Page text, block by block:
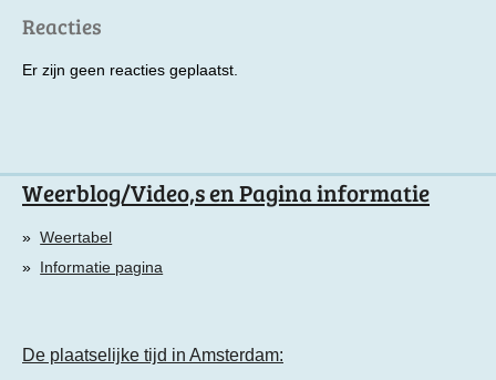
Reacties
Er zijn geen reacties geplaatst.
Weerblog/Video,s en Pagina informatie
Weertabel
Informatie pagina
De plaatselijke tijd in Amsterdam: